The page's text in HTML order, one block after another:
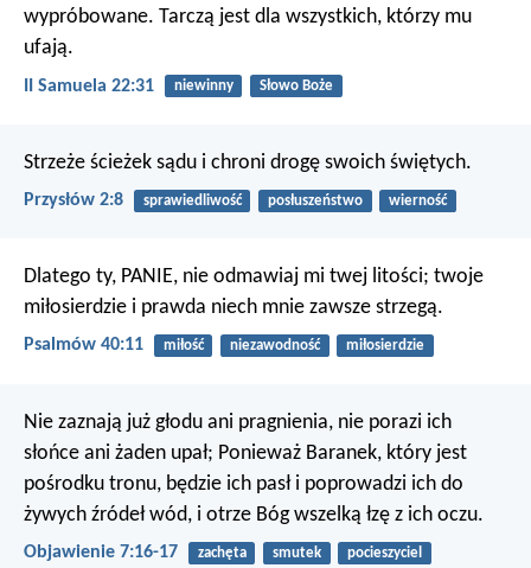
wypróbowane. Tarczą jest dla wszystkich, którzy mu
ufają.
II Samuela 22:31 niewinny Słowo Boże
Strzeże ścieżek sądu i chroni drogę swoich świętych.
Przysłów 2:8 sprawiedliwość posłuszeństwo wierność
Dlatego ty, PANIE, nie odmawiaj mi twej litości; twoje
miłosierdzie i prawda niech mnie zawsze strzegą.
Psalmów 40:11 miłość niezawodność miłosierdzie
Nie zaznają już głodu ani pragnienia, nie porazi ich
słońce ani żaden upał; Ponieważ Baranek, który jest
pośrodku tronu, będzie ich pasł i poprowadzi ich do
żywych źródeł wód, i otrze Bóg wszelką łzę z ich oczu.
Objawienie 7:16-17 zachęta smutek pocieszyciel